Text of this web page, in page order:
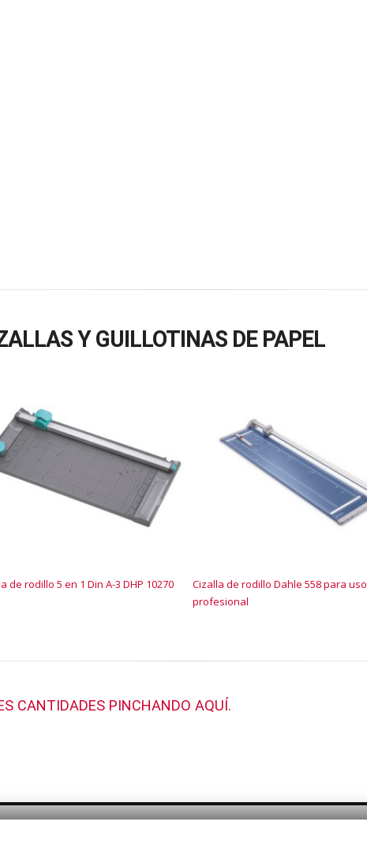
Y GUILLOTINAS DE PAPEL
de rodillo 5 en 1 Din A-3 DHP 10270
Cizalla de rodillo Dahle 558 para uso
profesional
CANTIDADES PINCHANDO AQUÍ.